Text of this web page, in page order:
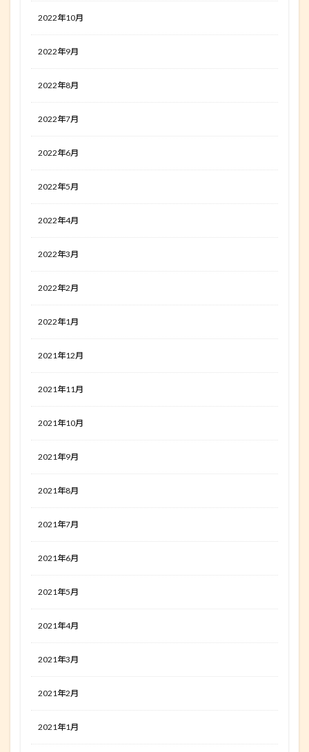
2022年10月
2022年9月
2022年8月
2022年7月
2022年6月
2022年5月
2022年4月
2022年3月
2022年2月
2022年1月
2021年12月
2021年11月
2021年10月
2021年9月
2021年8月
2021年7月
2021年6月
2021年5月
2021年4月
2021年3月
2021年2月
2021年1月